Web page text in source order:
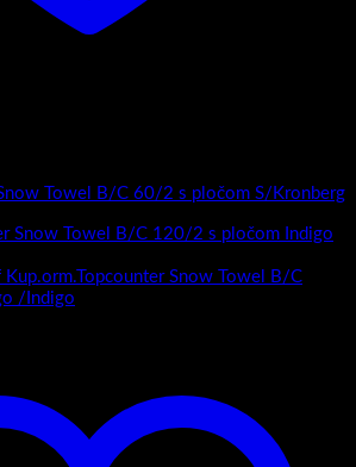
Towel B/C 60/2 s pločom S/Kronberg